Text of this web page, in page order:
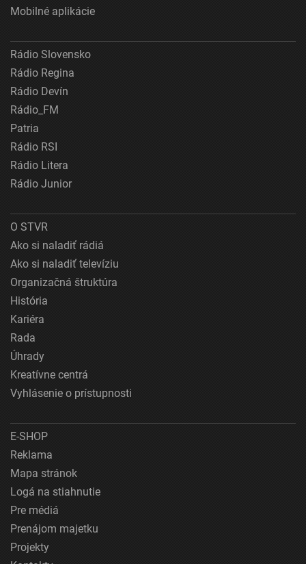
Mobilné aplikácie
Rádio Slovensko
Rádio Regina
Rádio Devín
Rádio_FM
Patria
Rádio RSI
Rádio Litera
Rádio Junior
O STVR
Ako si naladiť rádiá
Ako si naladiť televíziu
Organizačná štruktúra
História
Kariéra
Rada
Úhrady
Kreatívne centrá
Vyhlásenie o prístupnosti
E-SHOP
Reklama
Mapa stránok
Logá na stiahnutie
Pre médiá
Prenájom majetku
Projekty